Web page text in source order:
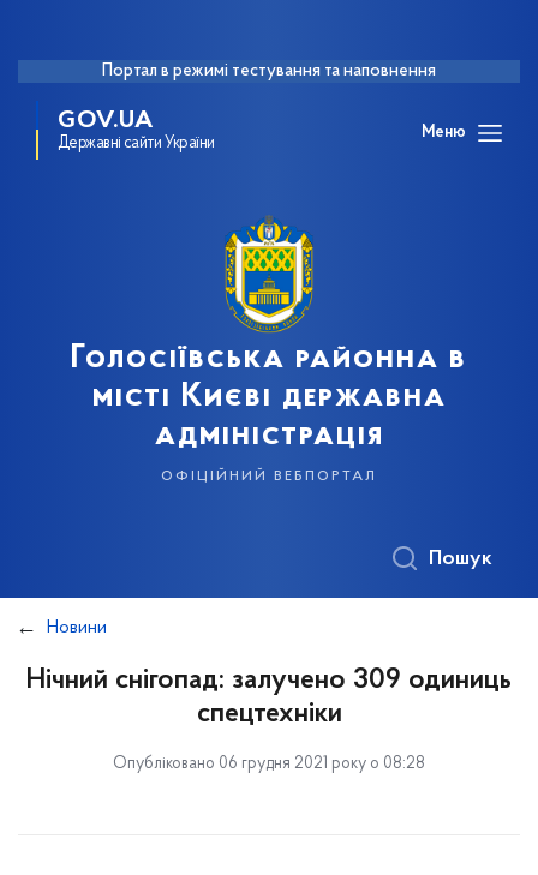
Портал в режимі тестування та наповнення
GOV.UA
Державні сайти України
Меню
Голосіївська районна в
місті Києві державна
адміністрація
офіційний вебпортал
Пошук
Новини
Нічний снігопад: залучено 309 одиниць
спецтехніки
Опубліковано 06 грудня 2021 року о 08:28